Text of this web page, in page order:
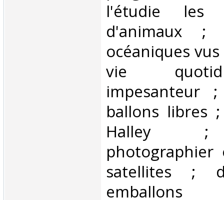
l'étudie les
d'animaux ;
océaniques
vie
impesanteur
ballons libres
Halley ;
satellites ;